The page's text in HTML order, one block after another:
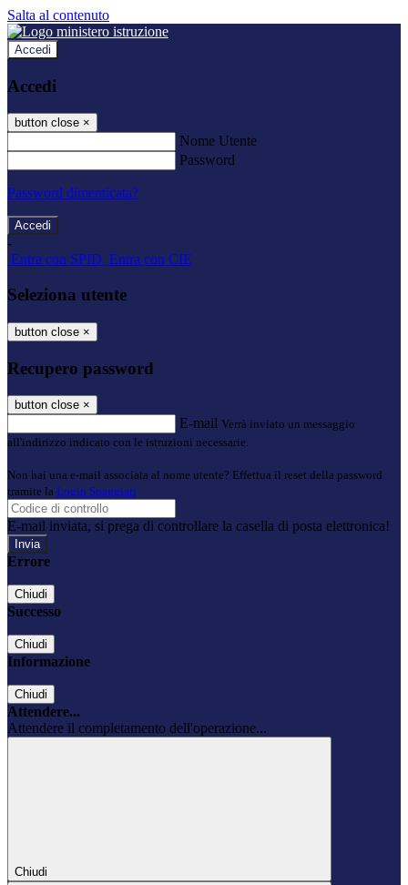
Salta al contenuto
Accedi
Accedi
button close ×
Nome Utente
Password
Password dimenticata?
-
Entra con SPID Entra con CIE
Seleziona utente
button close ×
Recupero password
button close ×
E-mail Verrà inviato un messaggio
all'indirizzo indicato con le istruzioni necessarie.
Non hai una e-mail associata al nome utente? Effettua il reset della password
tramite la Login Spaggiari
E-mail inviata, si prega di controllare la casella di posta elettronica!
Errore
Chiudi
Successo
Chiudi
Informazione
Chiudi
Attendere...
Attendere il completamento dell'operazione...
Chiudi